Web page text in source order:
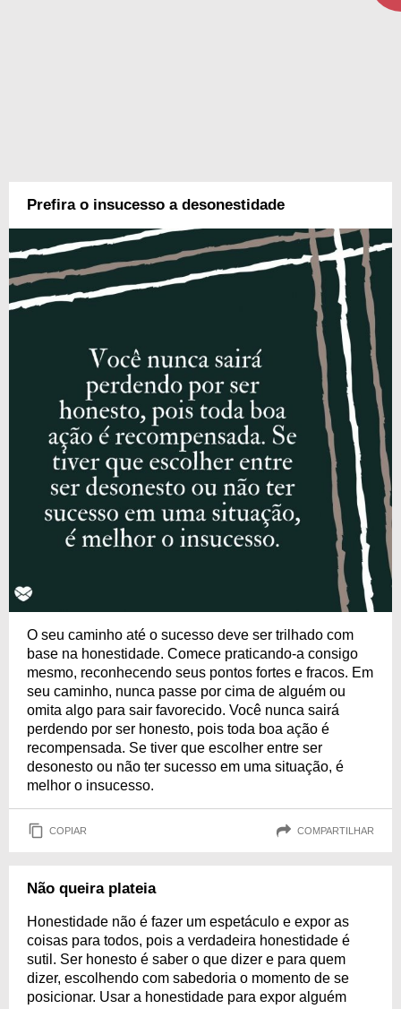
Prefira o insucesso a desonestidade
O seu caminho até o sucesso deve ser trilhado com
base na honestidade. Comece praticando-a consigo
mesmo, reconhecendo seus pontos fortes e fracos. Em
seu caminho, nunca passe por cima de alguém ou
omita algo para sair favorecido. Você nunca sairá
perdendo por ser honesto, pois toda boa ação é
recompensada. Se tiver que escolher entre ser
desonesto ou não ter sucesso em uma situação, é
melhor o insucesso.
COPIAR COMPARTILHAR
Não queira plateia
Honestidade não é fazer um espetáculo e expor as
coisas para todos, pois a verdadeira honestidade é
sutil. Ser honesto é saber o que dizer e para quem
dizer, escolhendo com sabedoria o momento de se
posicionar. Usar a honestidade para expor alguém